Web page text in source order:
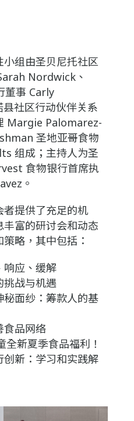
组由圣贝尼托社区
Nordwick、
董事 Carly
社区行动伙伴关系
Margie Palomarez-
圣地亚哥食物
组成；主持人为圣
食物银行首席执
。
提供了充足的机
富的研讨会和动态
略，其中包括：
响应、缓解
挑战与机遇
面纱：筹款人的基
食品网络
新夏季食品福利！
创新：学习和实践解